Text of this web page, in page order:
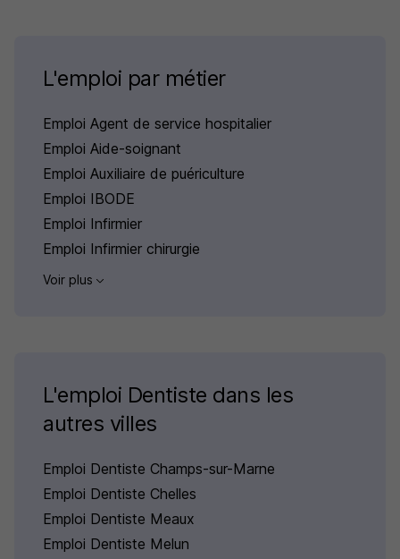
L'emploi par métier
Emploi Agent de service hospitalier
Emploi Aide-soignant
Emploi Auxiliaire de puériculture
Emploi IBODE
Emploi Infirmier
Emploi Infirmier chirurgie
Voir plus
L'emploi Dentiste dans les
autres villes
Emploi Dentiste Champs-sur-Marne
Emploi Dentiste Chelles
Emploi Dentiste Meaux
Emploi Dentiste Melun